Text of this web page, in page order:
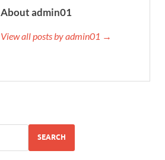
About admin01
View all posts by admin01 →
SEARCH